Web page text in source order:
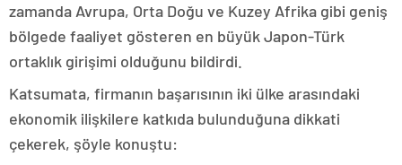
zamanda Avrupa, Orta Doğu ve Kuzey Afrika gibi geniş
bölgede faaliyet gösteren en büyük Japon-Türk
ortaklık girişimi olduğunu bildirdi.
Katsumata, firmanın başarısının iki ülke arasındaki
ekonomik ilişkilere katkıda bulunduğuna dikkati
çekerek, şöyle konuştu: